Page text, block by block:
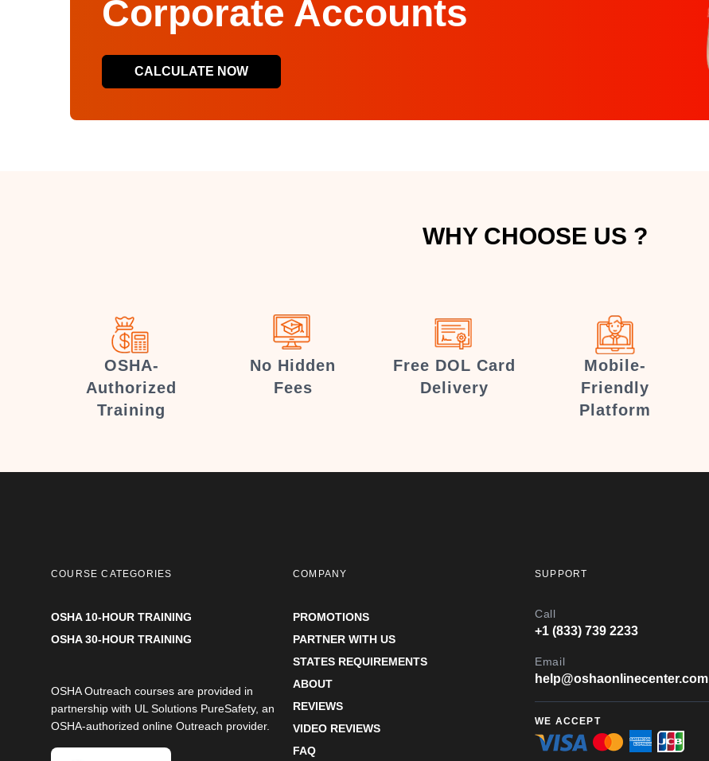
Corporate Accounts
CALCULATE NOW
WHY CHOOSE US ?
OSHA-
Authorized
Training
No Hidden
Fees
Free DOL Card
Delivery
Mobile-
Friendly
Platform
COURSE CATEGORIES
OSHA 10-HOUR TRAINING
OSHA 30-HOUR TRAINING
OSHA Outreach courses are provided in
partnership with UL Solutions PureSafety, an
OSHA-authorized online Outreach provider.
COMPANY
PROMOTIONS
PARTNER WITH US
STATES REQUIREMENTS
ABOUT
REVIEWS
VIDEO REVIEWS
FAQ
SUPPORT
Call
+1 (833) 739 2233
Email
help@oshaonlinecenter.com
WE ACCEPT